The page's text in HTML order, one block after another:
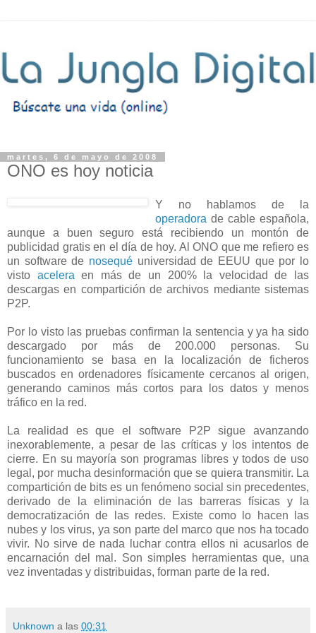
martes, 6 de mayo de 2008
ONO es hoy noticia
Y no hablamos de la
operadora de cable española,
aunque a buen seguro está recibiendo un montón de
publicidad gratis en el día de hoy. Al ONO que me refiero es
un software de nosequé universidad de EEUU que por lo
visto acelera en más de un 200% la velocidad de las
descargas en compartición de archivos mediante sistemas
P2P.
Por lo visto las pruebas confirman la sentencia y ya ha sido
descargado por más de 200.000 personas. Su
funcionamiento se basa en la localización de ficheros
buscados en ordenadores físicamente cercanos al origen,
generando caminos más cortos para los datos y menos
tráfico en la red.
La realidad es que el software P2P sigue avanzando
inexorablemente, a pesar de las críticas y los intentos de
cierre. En su mayoría son programas libres y todos de uso
legal, por mucha desinformación que se quiera transmitir. La
compartición de bits es un fenómeno social sin precedentes,
derivado de la eliminación de las barreras físicas y la
democratización de las redes. Existe como lo hacen las
nubes y los virus, ya son parte del marco que nos ha tocado
vivir. No sirve de nada luchar contra ellos ni acusarlos de
encarnación del mal. Son simples herramientas que, una
vez inventadas y distribuidas, forman parte de la red.
Unknown a las 00:31